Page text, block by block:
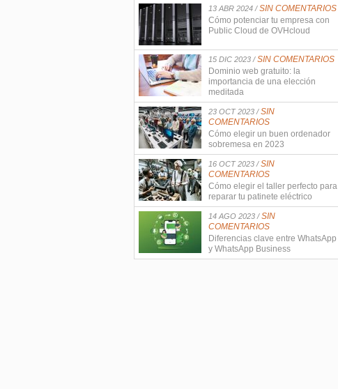
13 ABR 2024 /SIN COMENTARIOS
Cómo potenciar tu empresa con
Public Cloud de OVHcloud
15 DIC 2023 /SIN COMENTARIOS
Dominio web gratuito: la
importancia de una elección
meditada
23 OCT 2023 /SIN
COMENTARIOS
Cómo elegir un buen ordenador
sobremesa en 2023
16 OCT 2023 /SIN
COMENTARIOS
Cómo elegir el taller perfecto para
reparar tu patinete eléctrico
14 AGO 2023 /SIN
COMENTARIOS
Diferencias clave entre WhatsApp
y WhatsApp Business